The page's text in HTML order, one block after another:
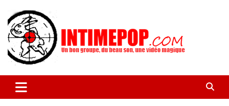
contenu
intimepop.com
actuelles pop rock, post-rock, indé sur Lyon. rock pop concert
lyon